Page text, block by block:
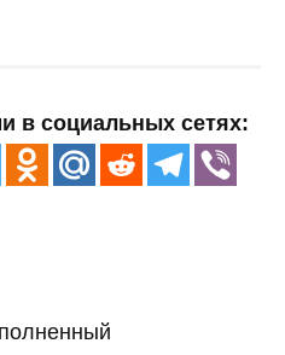
в социальных сетях: